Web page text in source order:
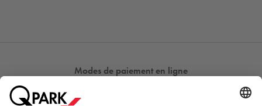
Modes de paiement en ligne